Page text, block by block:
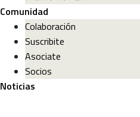
Comunidad
Colaboración
Suscribite
Asociate
Socios
Noticias